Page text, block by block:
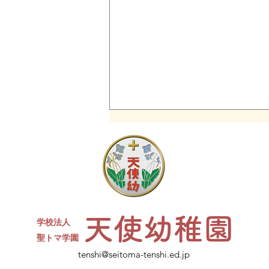
同窓会について
現４年生対象の天使幼稚園卒園生
同窓会を開催します。 たくさん
のお友達、先生が参加予定です✨
スをご用意します。水筒、上履
き、コップをお持ちください。
ご不明点は幼稚園にお電話くださ
天使幼稚園
学校法人
​聖トマ学園
tenshi@seitoma-tenshi.ed.jp